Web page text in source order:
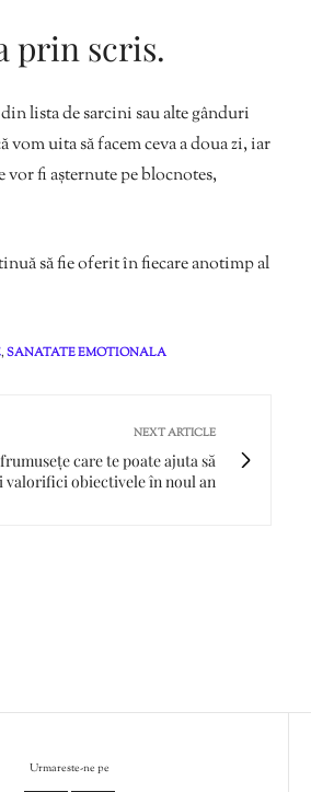
prin scris.
lista de sarcini sau alte gânduri
uita să facem ceva a doua zi, iar
fi așternute pe blocnotes,
să fie oferit în fiecare anotimp al
,SANATATE EMOTIONALA
NEXT ARTICLE
care te poate ajuta să
valorifici obiectivele în noul an
Urmareste-ne pe